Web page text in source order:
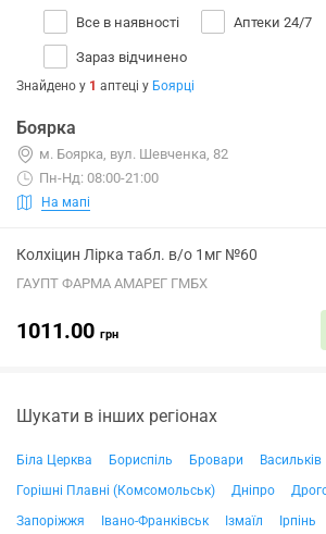
Все в наявності Аптеки 24/7
Зараз відчинено
Знайдено у 1 аптеці у Боярці
Боярка
м. Боярка, вул. Шевченка, 82
Пн-Нд: 08:00-21:00
На мапі
Колхіцин Лірка табл. в/о 1мг №60
ГАУПТ ФАРМА АМАРЕГ ГМБХ
1011.00 грн
Шукати в інших регіонах
Біла Церква Бориспіль Бровари Васильків
Горішні Плавні (Комсомольськ)
Дніпро
Запоріжжя
Івано-Франківськ Ізмаїл
Ірпінь